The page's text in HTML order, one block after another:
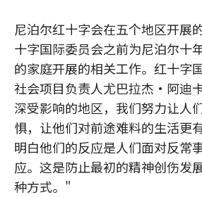
尼泊尔红十字会在五个地区开展
十字国际委员会之前为尼泊尔十
的家庭开展的相关工作。红十字
社会项目负责人尤巴拉杰·阿迪
深受影响的地区，我们努力让人
惧，让他们对前途难料的生活更
明白他们的反应是人们面对反常
应。这是防止最初的精神创伤发
种方式。"